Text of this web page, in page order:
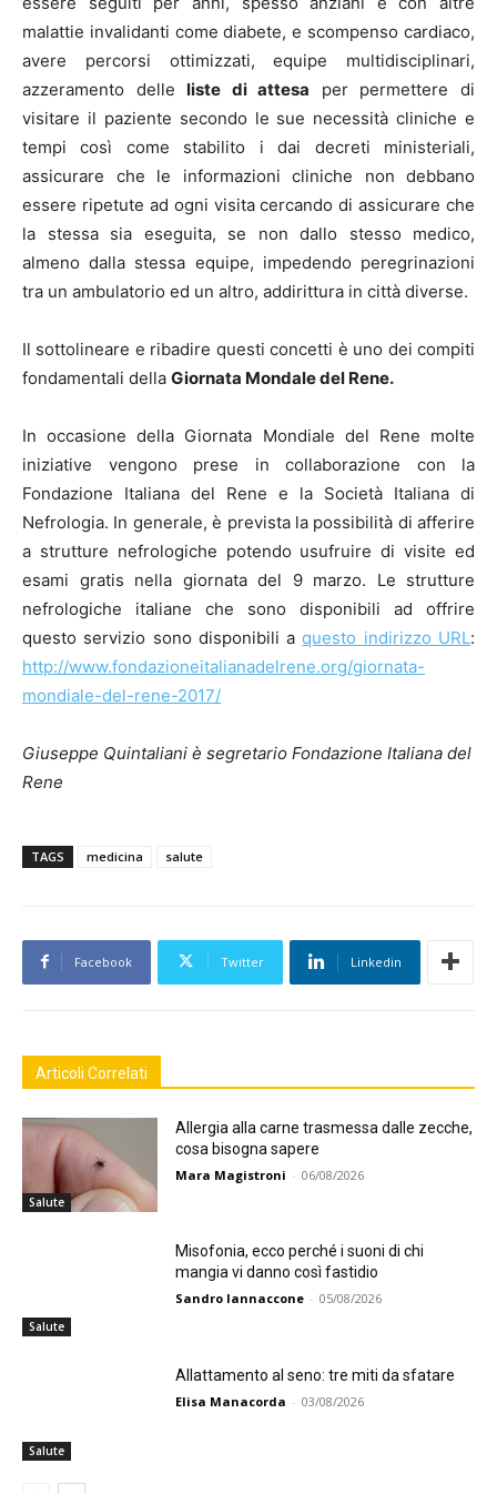
malattie invalidanti come diabete, e scompenso cardiaco,
avere percorsi ottimizzati, equipe multidisciplinari,
azzeramento delleliste di attesa per permettere di
visitare il paziente secondo le sue necessità cliniche e
tempi così come stabilito i dai decreti ministeriali,
assicurare che le informazioni cliniche non debbano
essere ripetute ad ogni visita cercando di assicurare che
la stessa sia eseguita, se non dallo stesso medico,
almeno dalla stessa equipe, impedendo peregrinazioni
tra un ambulatorio ed un altro, addirittura in città diverse.
Il sottolineare e ribadire questi concetti è uno dei compiti
fondamentali della Giornata Mondale del Rene.
In occasione della Giornata Mondiale del Rene molte
iniziative vengono prese in collaborazione con la
Fondazione Italiana del Rene e la Società Italiana di
Nefrologia. In generale, è prevista la possibilità di afferire
a strutture nefrologiche potendo usufruire di visite ed
esami gratis nella giornata del 9 marzo. Le strutture
nefrologiche italiane che sono disponibili ad offrire
questo servizio sono disponibili aquesto indirizzo URL:
http://www.fondazioneitalianadelrene.org/giornata-
mondiale-del-rene-2017/
Giuseppe Quintaliani è segretario Fondazione Italiana del
Rene
TAGS medicina salute
Facebook Twitter Linkedin
Articoli Correlati
Salute
Allergia alla carne trasmessa dalle zecche,
cosa bisogna sapere
Mara Magistroni - 06/08/2026
Salute
Misofonia, ecco perché i suoni di chi
mangia vi danno così fastidio
Sandro Iannaccone - 05/08/2026
Salute
Allattamento al seno: tre miti da sfatare
Elisa Manacorda - 03/08/2026